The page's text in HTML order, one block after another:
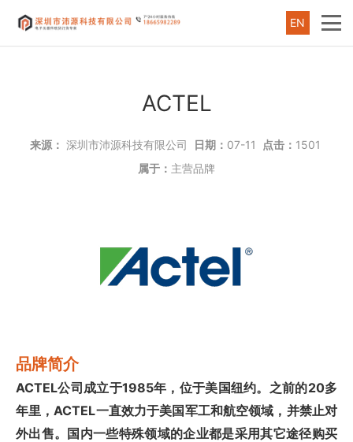
EN
ACTEL
来源： 深圳市沛源科技有限公司 日期： 07-11 点击： 1501
属于： 主营品牌
品牌简介
ACTEL公司成立于1985年，位于美国纽约。之前的20多
年里，ACTEL一直效力于美国军工和航空领域，并禁止对
外出售。国内一些特殊领域的企业都是采用其它途径购买